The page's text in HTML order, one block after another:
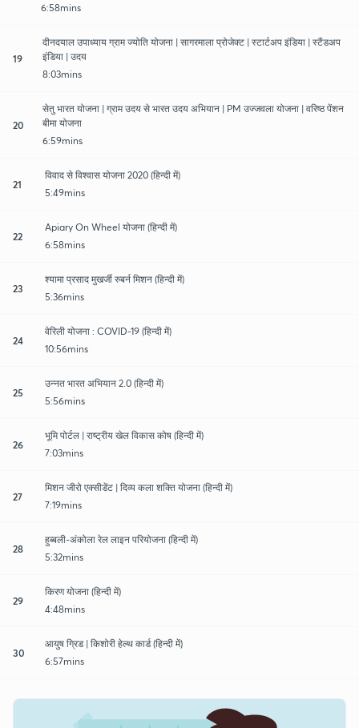
6:58mins
19
दीनदयाल उपाध्याय ग्राम ज्योति योजना | सागरमाला प्रोजेक्ट | स्टार्टअप इंडिया | स्टैंडअप
इंडिया | उदय
8:03mins
20
सेतु भारत योजना | ग्राम उदय से भारत उदय अभियान | PM उज्जवला योजना | वरिष्ठ पेंशन
बीमा योजना
6:59mins
21
विवाद से विश्वास योजना 2020 (हिन्दी में)
5:49mins
22
Apiary On Wheel योजना (हिन्दी में)
6:58mins
23
श्यामा प्रसाद मुखर्जी रुबर्न मिशन (हिन्दी में)
5:36mins
24
वेरिली योजना : COVID-19 (हिन्दी में)
10:56mins
25
उन्नत भारत अभियान 2.0 (हिन्दी में)
5:56mins
26
भूमि पोर्टल | राष्ट्रीय खेल विकास कोष (हिन्दी में)
7:03mins
27
मिशन जीरो एक्सीडेंट | दिव्य कला शक्ति योजना (हिन्दी में)
7:19mins
28
हुब्बली-अंकोला रेल लाइन परियोजना (हिन्दी में)
5:32mins
29
किरण योजना (हिन्दी में)
4:48mins
30
आयुष ग्रिड | किशोरी हेल्थ कार्ड (हिन्दी में)
6:57mins